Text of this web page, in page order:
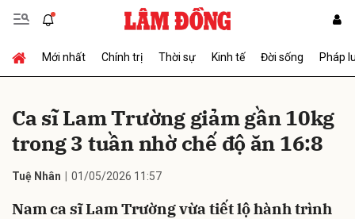
Mới nhất Chính trị Thời sự Kinh tế Đời sống Pháp
Ca sĩ Lam Trường giảm gần 10kg
trong 3 tuần nhờ chế độ ăn 16:8
Tuệ Nhân 01/05/2026 11:57
Nam ca sĩ Lam Trường vừa tiết lộ hành trình
Gửi bình luận